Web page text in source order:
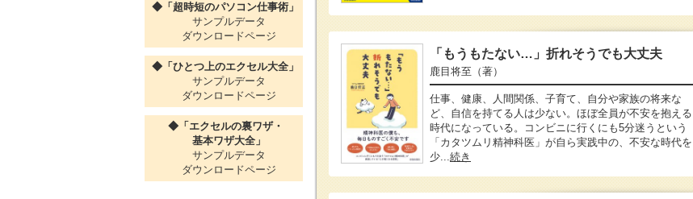
「もうもたない…」折れそうでも大丈夫
鹿目将至 （著）
仕事、健康、人間関係、子育て、自分や家族の将来な
ど、自信を持てる人は少ない。ほぼ全員が不安を抱える
時代になっている。コンビニに行くにも5分迷うという
「カタツムリ精神科医」が自ら実践中の、不安な時代を
少... 続き
◆「超時短のパソコン仕事術」
サンプルデータ
ダウンロードページ
◆「ひとつ上のエクセル大全」
サンプルデータ
ダウンロードページ
◆「エクセルの裏ワザ・
基本ワザ大全」
サンプルデータ
ダウンロードページ